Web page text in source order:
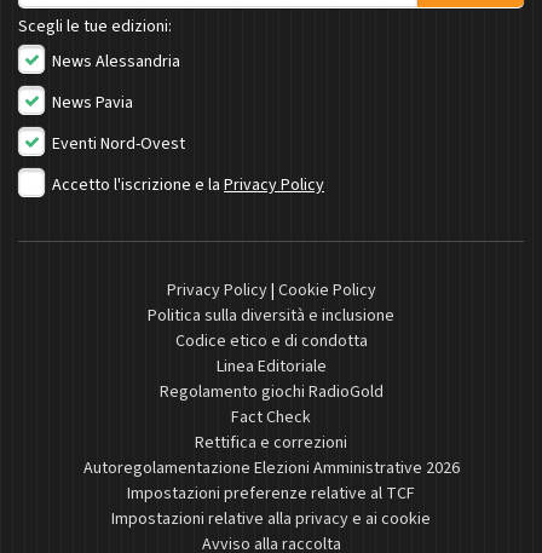
Scegli le tue edizioni:
News Alessandria
News Pavia
Eventi Nord-Ovest
Accetto l'iscrizione e la Privacy Policy
Privacy Policy| Cookie Policy
Politica sulla diversità e inclusione
Codice etico e di condotta
Linea Editoriale
Regolamento giochi RadioGold
Fact Check
Rettifica e correzioni
Autoregolamentazione Elezioni Amministrative 2026
Impostazioni preferenze relative al TCF
Impostazioni relative alla privacy e ai cookie
Avviso alla raccolta